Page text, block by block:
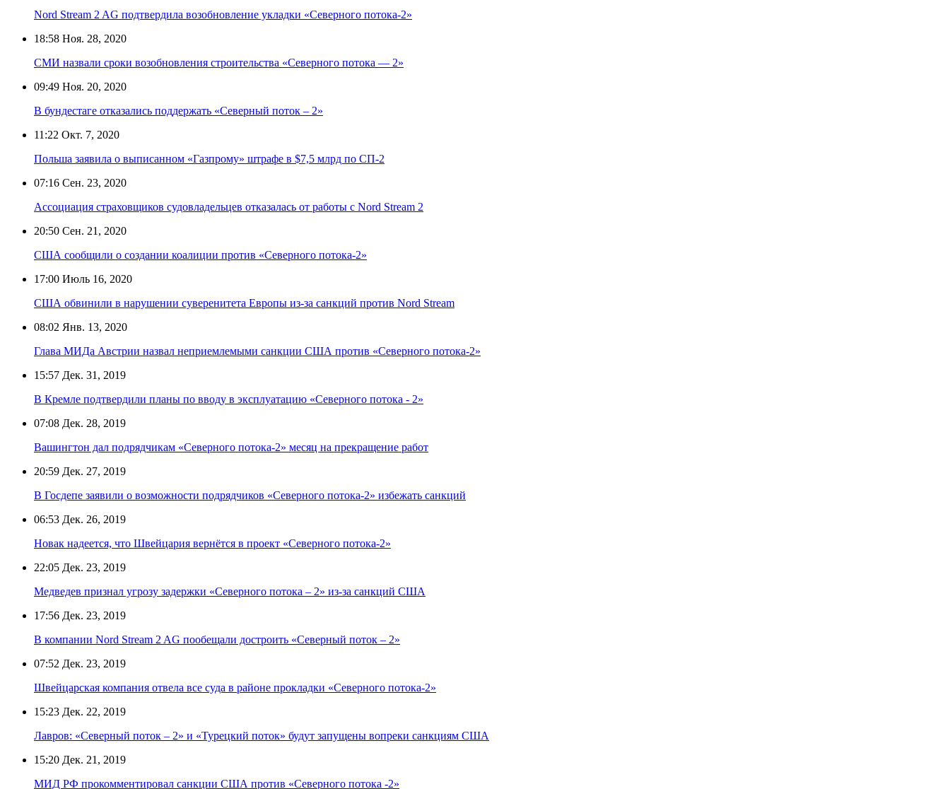
Nord Stream 2 AG подтвердила возобновление укладки «Северного потока-2»
18:58 Ноя. 28, 2020
СМИ назвали сроки возобновления строительства «Северного потока — 2»
09:49 Ноя. 20, 2020
В бундестаге отказались поддержать «Северный поток – 2»
11:22 Окт. 7, 2020
Польша заявила о выписанном «Газпрому» штрафе в $7,5 млрд по СП-2
07:16 Сен. 23, 2020
Ассоциация страховщиков судовладельцев отказалась от работы с Nord Stream 2
20:50 Сен. 21, 2020
США сообщили о создании коалиции против «Северного потока-2»
17:00 Июль 16, 2020
США обвинили в нарушении суверенитета Европы из-за санкций против Nord Stream
08:02 Янв. 13, 2020
Глава МИДа Австрии назвал неприемлемыми санкции США против «Северного потока-2»
15:57 Дек. 31, 2019
В Кремле подтвердили планы по вводу в эксплуатацию «Северного потока - 2»
07:08 Дек. 28, 2019
Вашингтон дал подрядчикам «Северного потока-2» месяц на прекращение работ
20:59 Дек. 27, 2019
В Госдепе заявили о возможности подрядчиков «Северного потока-2» избежать санкций
06:53 Дек. 26, 2019
Новак надеется, что Швейцария вернётся в проект «Северного потока-2»
22:05 Дек. 23, 2019
Медведев признал угрозу задержки «Северного потока – 2» из-за санкций США
17:56 Дек. 23, 2019
В компании Nord Stream 2 AG пообещали достроить «Северный поток – 2»
07:52 Дек. 23, 2019
Швейцарская компания отвела все суда в районе прокладки «Северного потока-2»
15:23 Дек. 22, 2019
Лавров: «Северный поток – 2» и «Турецкий поток» будут запущены вопреки санкциям США
15:20 Дек. 21, 2019
МИД РФ прокомментировал санкции США против «Северного потока -2»